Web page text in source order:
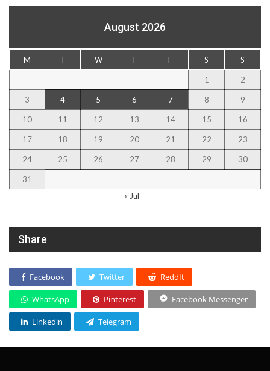
August 2026
M T W T F S S
1 2
3 4 5 6 7 8 9
10 11 12 13 14 15 16
17 18 19 20 21 22 23
24 25 26 27 28 29 30
31
« Jul
Share
Facebook Twitter ReddIt
WhatsApp Pinterest Facebook Messenger
Linkedin Telegram